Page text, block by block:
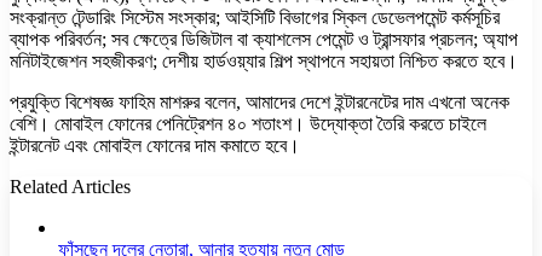
সংক্রান্ত টেন্ডারিং সিস্টেম সংস্কার; আইসিটি বিভাগের স্কিল ডেভেলপমেন্ট কর্মসূচির
ব্যাপক পরিবর্তন; সব ক্ষেত্রে ডিজিটাল বা ক্যাশলেস পেমেন্ট ও ট্রান্সফার প্রচলন; অ্যাপ
মনিটাইজেশন সহজীকরণ; দেশীয় হার্ডওয়্যার শিল্প স্থাপনে সহায়তা নিশ্চিত করতে হবে।
প্রযুক্তি বিশেষজ্ঞ ফাহিম মাশরুর বলেন, আমাদের দেশে ইন্টারনেটের দাম এখনো অনেক
বেশি। মোবাইল ফোনের পেনিট্রেশন ৪০ শতাংশ। উদ্যোক্তা তৈরি করতে চাইলে
ইন্টারনেট এবং মোবাইল ফোনের দাম কমাতে হবে।
Related Articles
ফাঁসছেন দলের নেতারা, আনার হত্যায় নতুন মোড়